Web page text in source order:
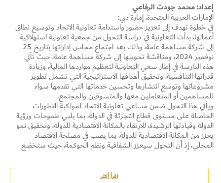
إعداد: محمد جودت الرفاعي
الإمارات العربية المتحدة، إمارة دبي:
في خطوة تهدف إلى تعزيز حضور واستدامة تعاونية الاتحاد وتوسيع نطاق
أعمالها، بدأت التعاونية في دراسة التحول من جمعية تعاونية استهلاكية
إلى شركة مساهمة عامة، وذلك بعد اجتماع مجلس إداراتها بتاريخ 25
نوفمبر 2024، ومناقشة تحويلها إلى شركة مساهمة عامة، حيث تأتي
هذه الدارسة في إطار سعي التعاونية لتعظيم مواردها المالية، وزيادة
قدراتها التنافسية، وتحقيق أهدافها الاستراتيجية التي تشمل تطوير
مشروعاتها وتوسع انتشارها وتحسين خدماتها التي تقدمها سواء
للمساهمين أو المتعاملين معها والمتسوقين والمجتمع.
ويأتي هذا التحول ضمن مساعي تعاونية الاتحاد لمواكبة التطورات
الحاصلة على مستوى قطاع التجزئة في الدولة، بما يلبي طموحات ورؤية
الدولة وقيادتها الرشيدة، للارتقاء بالمكانة الاقتصادية للدولة، وتحقيق نمو
يعزز من المكانة الاقتصادية للدولة، بما يصب في مصلحة الاقتصاد
المحلي، إذ أن التحول سيعزز الشفافية ونظم الحوكمة، حيث ستخضع
التعاونية في حال تحولها الى شركة مساهمة عامة لقوانين ولوائح
تنظيمية تصب في الصالح العام للمساهمين، كون الشركات المساهمة
العامة تخضع لقوانين رقابية صارمة، مما يساهم في زيادة الشفافية
اقرأ أكثر
Set Youtube Channel ID